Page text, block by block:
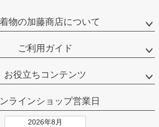
物の加藤商店について
ご利用ガイド
お役立ちコンテンツ
ラインショップ営業日
2026年8月